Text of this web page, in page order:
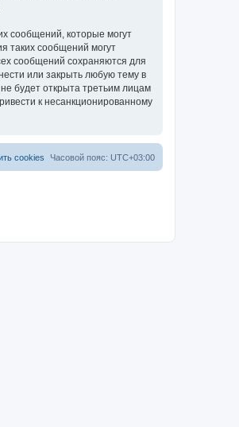
сообщений, которые могут
таких сообщений могут
сообщений сохраняются для
или закрыть любую тему в
будет открыта третьим лицам
к несанкционированному
Часовой пояс: UTC+03:00
cookies